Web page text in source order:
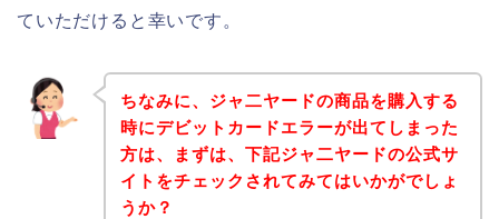
ていただけると幸いです。
ちなみに、ジャ二ヤードの商品を購入する
時にデビットカードエラーが出てしまった
方は、まずは、下記ジャ二ヤードの公式サ
イトをチェックされてみてはいかがでしょ
うか？